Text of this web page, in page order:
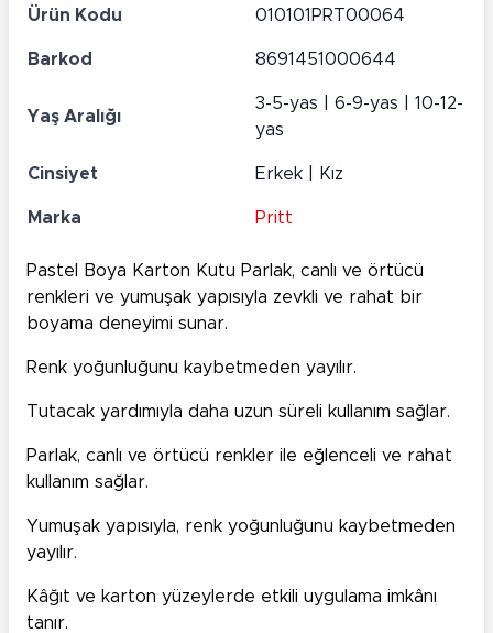
Ürün Kodu 010101PRT00064
Barkod 8691451000644
Yaş Aralığı
3-5-yas | 6-9-yas | 10-12-
yas
Cinsiyet Erkek | Kız
Marka Pritt
Pastel Boya Karton Kutu Parlak, canlı ve örtücü
renkleri ve yumuşak yapısıyla zevkli ve rahat bir
boyama deneyimi sunar.
Renk yoğunluğunu kaybetmeden yayılır.
Tutacak yardımıyla daha uzun süreli kullanım sağlar.
Parlak, canlı ve örtücü renkler ile eğlenceli ve rahat
kullanım sağlar.
Yumuşak yapısıyla, renk yoğunluğunu kaybetmeden
yayılır.
Kâğıt ve karton yüzeylerde etkili uygulama imkânı
tanır.